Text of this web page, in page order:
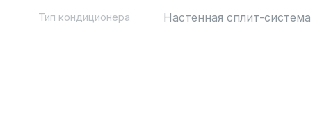
Тип кондиционера Настенная сплит-система